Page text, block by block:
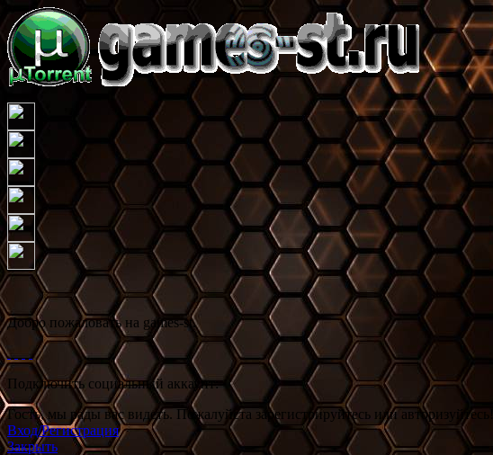
Добро пожаловать на games-st.
Подключить социальный аккаунт:
Гость, мы рады вас видеть. Пожалуйста зарегистрируйтесь или авторизуйтесь!
Вход/Регистрация
Закрыть